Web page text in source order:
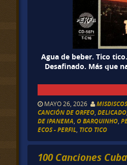
Agua de beber. Tico
Desafinado. Más que
MAYO 26, 2026
CANCIÓN DE ORFEO ,DELICADO
DE IPANEMA ,O BARQUINHO ,
ECOS - PERFIL TICO TICO
100 Canciones